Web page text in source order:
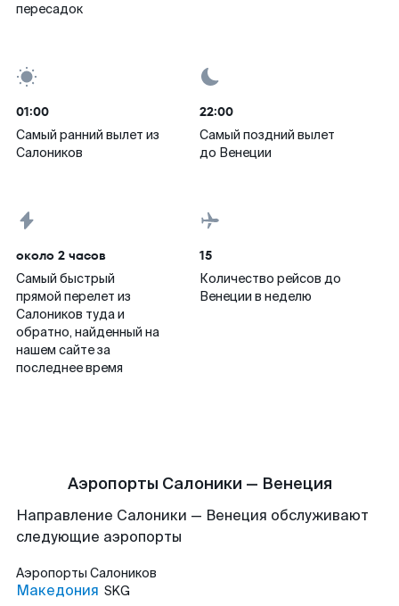
пересадок
01:00
Самый ранний вылет из
Салоников
22:00
Самый поздний вылет
до Венеции
около 2 часов
Самый быстрый
прямой перелет из
Салоников туда и
обратно, найденный на
нашем сайте за
последнее время
15
Количество рейсов до
Венеции в неделю
Аэропорты Салоники — Венеция
Направление Салоники — Венеция обслуживают
следующие аэропорты
Аэропорты Салоников
Македония SKG